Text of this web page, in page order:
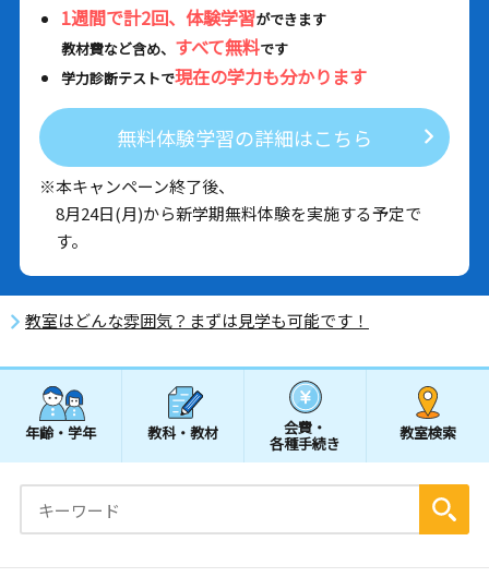
1週間で計2回、体験学習ができます
教材費など含め、 すべて無料です
学力診断テストで現在の学力も分かります
無料体験学習の詳細はこちら
※本キャンペーン終了後、
8月24日(月)から新学期無料体験を実施する予定で
す。
教室はどんな雰囲気？まずは見学も可能です！
年齢・学年 教科・教材 会費・
各種手続き
教室検索